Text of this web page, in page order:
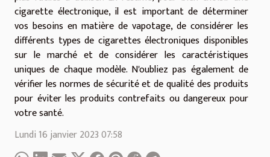
cigarette électronique, il est important de déterminer
vos besoins en matière de vapotage, de considérer les
différents types de cigarettes électroniques disponibles
sur le marché et de considérer les caractéristiques
uniques de chaque modèle. N'oubliez pas également de
vérifier les normes de sécurité et de qualité des produits
pour éviter les produits contrefaits ou dangereux pour
votre santé.
Lundi 16 janvier 2023 07:58